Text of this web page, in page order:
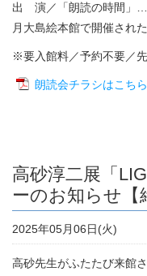
出 演／「朗読の時間」…
月大島絵本館で開催され
※要入館料／予約不要／
朗読会チラシはこち
高砂淳二展「
ーのお知らせ【
2025年05月06日(火)
高砂先生がふたたび来館